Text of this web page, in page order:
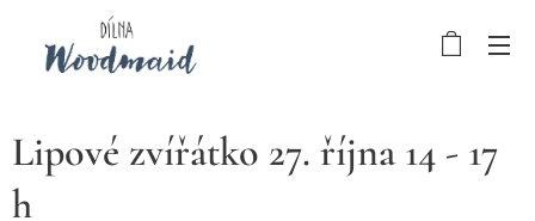
Lipové zvířátko 27. října 14 - 17
h